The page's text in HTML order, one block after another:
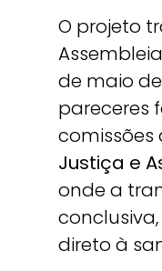
O projeto
de maio
pareceres
comissões
Justiça e
onde a
direto à